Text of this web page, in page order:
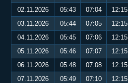
02.11.2026
05:43 07:04 12:15
03.11.2026
05:44 07:05 12:15
04.11.2026
05:45 07:06 12:15
05.11.2026
05:46 07:07 12:15
06.11.2026
05:48 07:08 12:15
07.11.2026
05:49 07:10 12:15